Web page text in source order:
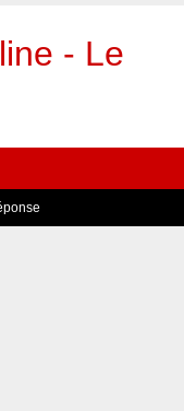
- Le